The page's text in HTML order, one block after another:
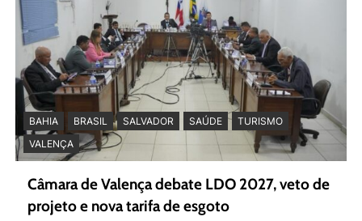
BAHIA BRASIL SALVADOR SAÚDE
TURISMO
VALENÇA
Câmara de Valença debate LDO 2027, veto de
projeto e nova tarifa de esgoto